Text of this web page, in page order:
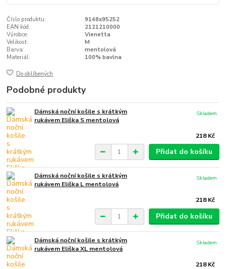
Číslo produktu:
9148x95252
EAN kód:
2121210000
Výrobce:
Vienetta
Velikost:
M
Barva:
mentolová
Materiál:
100% bavlna
Do oblíbených
Podobné produkty
Dámská noční košile s krátkým
rukávem Eliška S mentolová
218 Kč
Skladem
Přidat do košíku
Dámská noční košile s krátkým
rukávem Eliška L mentolová
218 Kč
Skladem
Přidat do košíku
Dámská noční košile s krátkým
rukávem Eliška XL mentolová
218 Kč
Skladem